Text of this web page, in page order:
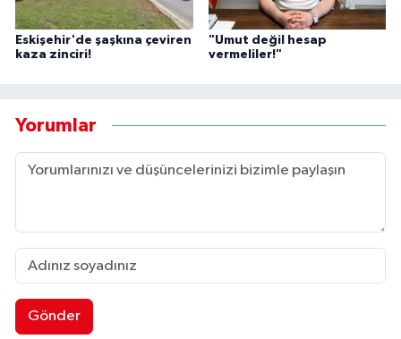
Eskişehir'de şaşkına çeviren
kaza zinciri!
"Umut değil hesap
vermeliler!"
Yorumlar
Gönder